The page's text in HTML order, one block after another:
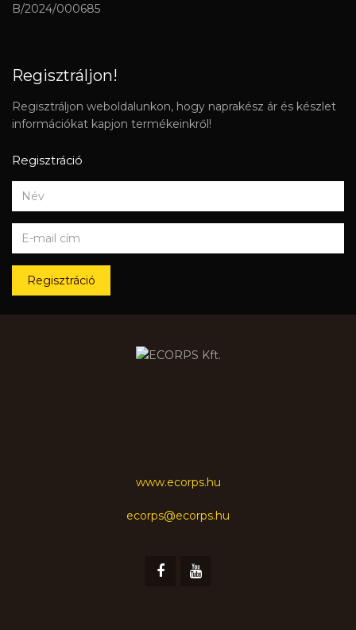
B/2024/000685
Regisztráljon!
Regisztráljon weboldalunkon, hogy naprakész ár és készlet
információkat kapjon termékeinkről!
Regisztráció
Regisztráció
www.ecorps.hu
ecorps@ecorps.hu